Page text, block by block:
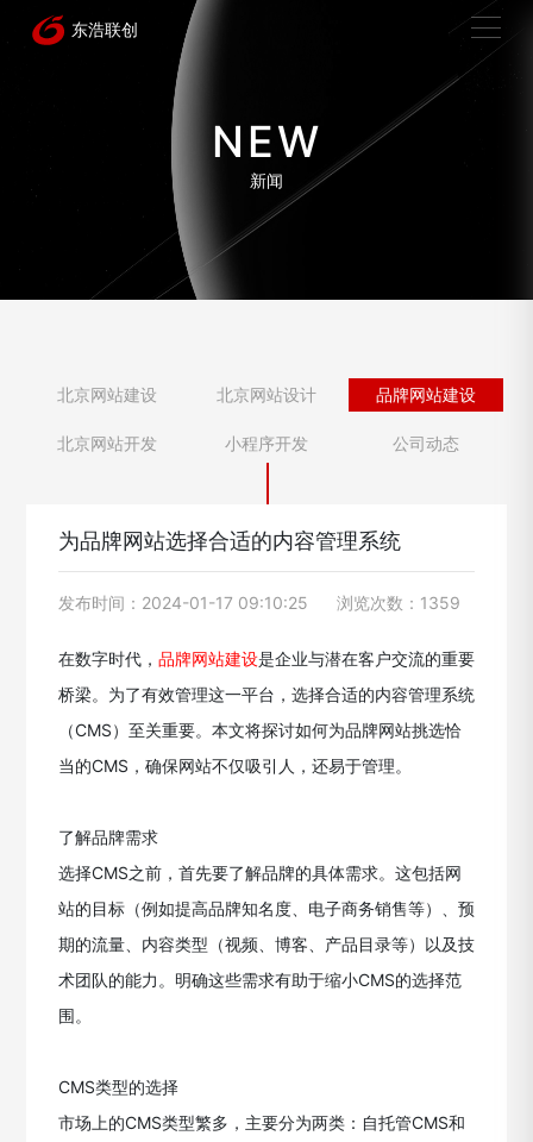
NEW
新闻
北京网站建设 北京网站设计 品牌网站建设
北京网站开发 小程序开发 公司动态
为品牌网站选择合适的内容管理系统
发布时间：2024-01-17 09:10:25 浏览次数：1359
在数字时代， 品牌网站建设是企业与潜在客户交流的重要
桥梁。为了有效管理这一平台，选择合适的内容管理系统
（CMS）至关重要。本文将探讨如何为品牌网站挑选恰
当的CMS，确保网站不仅吸引人，还易于管理。
了解品牌需求
选择CMS之前，首先要了解品牌的具体需求。这包括网
站的目标（例如提高品牌知名度、电子商务销售等）、预
期的流量、内容类型（视频、博客、产品目录等）以及技
术团队的能力。明确这些需求有助于缩小CMS的选择范
围。
CMS类型的选择
市场上的CMS类型繁多，主要分为两类：自托管CMS和